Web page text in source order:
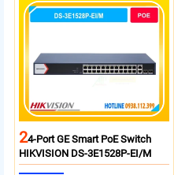
24-Port GE Smart PoE Switch
HIKVISION DS-3E1528P-EI/M